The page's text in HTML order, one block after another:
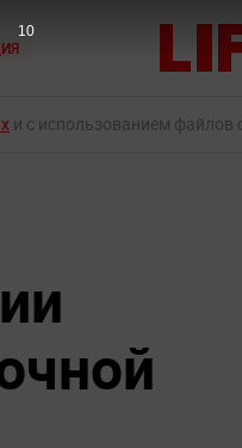
и с использованием файлов
9